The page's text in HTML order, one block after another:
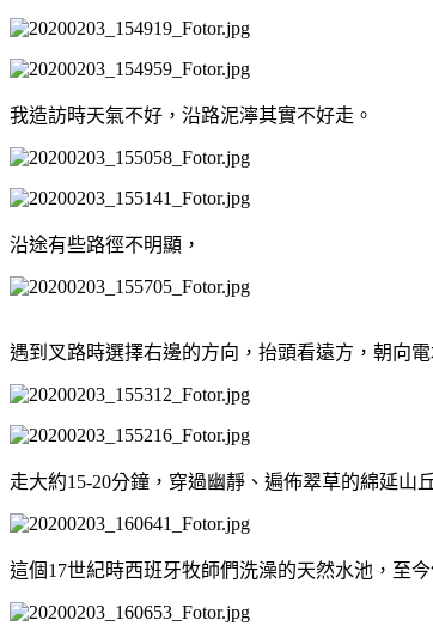
我造訪時天氣不好，沿路泥濘其實不好走。
沿途有些路徑不明顯，
遇到叉路時選擇右邊的方向，抬頭看遠方，朝向電
走大約15-20分鐘，穿過幽靜、遍佈翠草的綿延山
這個17世紀時西班牙牧師們洗澡的天然水池，至